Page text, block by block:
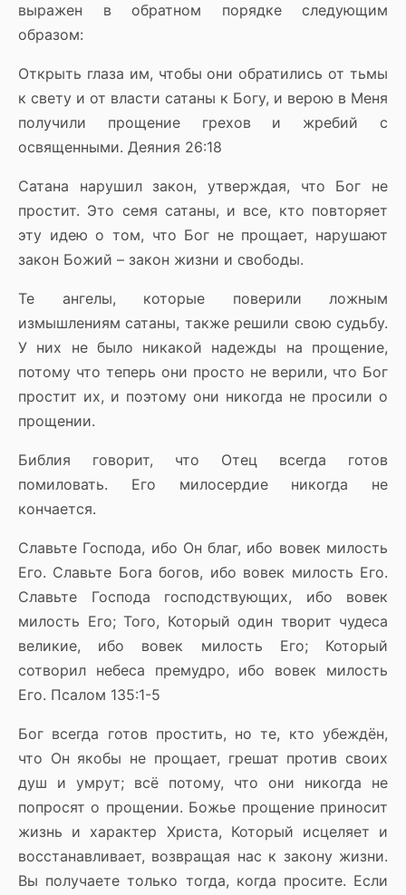
выражен в обратном порядке следующим
образом:
Открыть глаза им, чтобы они обратились от тьмы
к свету и от власти сатаны к Богу, и верою в Меня
получили прощение грехов и жребий с
освященными. Деяния 26:18
Сатана нарушил закон, утверждая, что Бог не
простит. Это семя сатаны, и все, кто повторяет
эту идею о том, что Бог не прощает, нарушают
закон Божий – закон жизни и свободы.
Те ангелы, которые поверили ложным
измышлениям сатаны, также решили свою судьбу.
У них не было никакой надежды на прощение,
потому что теперь они просто не верили, что Бог
простит их, и поэтому они никогда не просили о
прощении.
Библия говорит, что Отец всегда готов
помиловать. Его милосердие никогда не
кончается.
Славьте Господа, ибо Он благ, ибо вовек милость
Его. Славьте Бога богов, ибо вовек милость Его.
Славьте Господа господствующих, ибо вовек
милость Его; Того, Который один творит чудеса
великие, ибо вовек милость Его; Который
сотворил небеса премудро, ибо вовек милость
Его. Псалом 135:1-5
Бог всегда готов простить, но те, кто убеждён,
что Он якобы не прощает, грешат против своих
душ и умрут; всё потому, что они никогда не
попросят о прощении. Божье прощение приносит
жизнь и характер Христа, Который исцеляет и
восстанавливает, возвращая нас к закону жизни.
Вы получаете только тогда, когда просите. Если